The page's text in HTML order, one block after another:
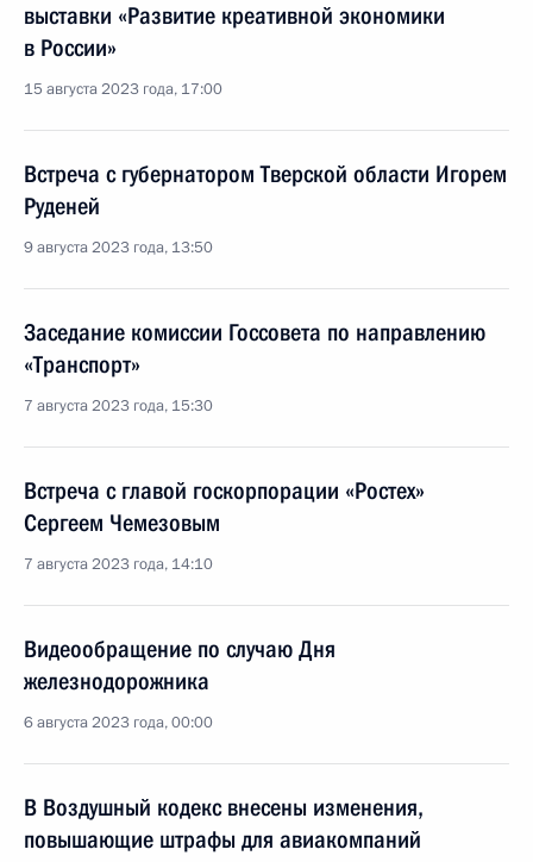
выставки «Развитие креативной экономики
в России»
15 августа 2023 года, 17:00
Встреча с губернатором Тверской области Игорем
Руденей
9 августа 2023 года, 13:50
Заседание комиссии Госсовета по направлению
«Транспорт»
7 августа 2023 года, 15:30
Встреча с главой госкорпорации «Ростех»
Сергеем Чемезовым
7 августа 2023 года, 14:10
Видеообращение по случаю Дня
железнодорожника
6 августа 2023 года, 00:00
В Воздушный кодекс внесены изменения,
повышающие штрафы для авиакомпаний